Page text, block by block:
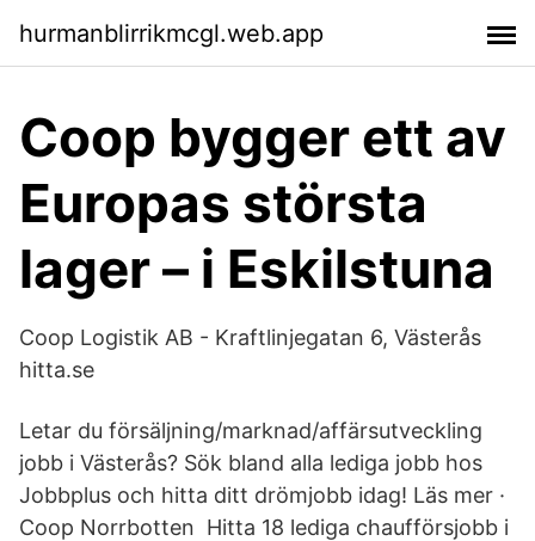
hurmanblirrikmcgl.web.app
Coop bygger ett av
Europas största
lager – i Eskilstuna
Coop Logistik AB - Kraftlinjegatan 6, Västerås
hitta.se
Letar du försäljning/marknad/affärsutveckling
jobb i Västerås? Sök bland alla lediga jobb hos
Jobbplus och hitta ditt drömjobb idag! Läs mer ·
Coop Norrbotten Hitta 18 lediga chaufförsjobb i